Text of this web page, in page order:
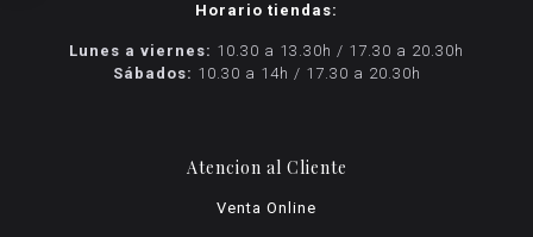
Horario tiendas:
Lunes a viernes: 10.30 a 13.30h / 17.30 a 20.30h
Sábados: 10.30 a 14h / 17.30 a 20.30h
Atencion al Cliente
Venta Online